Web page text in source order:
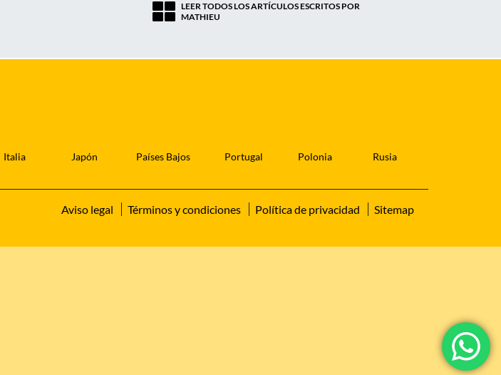
LEER TODOS LOS ARTÍCULOS ESCRITOS POR
MATHIEU
Italia Japón Países Bajos Portugal Polonia Rusia
Aviso legal Términos y condiciones Política de privacidad Sitemap